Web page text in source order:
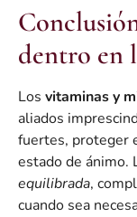
dentro en
Los vitaminas y
aliados
fuertes, proteger
estado de ánimo.
equilibrada,
cuando sea